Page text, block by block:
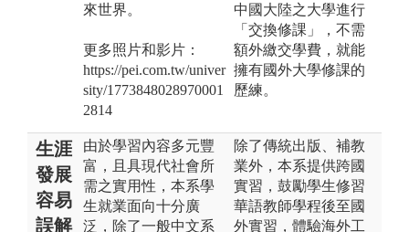
來世界。
更多照片和影片：
https://pei.com.tw/univer
sity/1773848028970001
2814
中國大陸之大學進行
「交換修課」，不需
額外繳交學費，就能
擁有國外大學修課的
歷練。
生涯
發展
容易
誤解
由於學習內容多元豐
富，且具現代社會所
需之實用性，本系學
生就業面向十分廣
泛，除了一般中文系
除了傳統出版、補教
業外，本系提供跨國
實習，鼓勵學生修習
華語教師學程後至國
外實習，體驗海外工